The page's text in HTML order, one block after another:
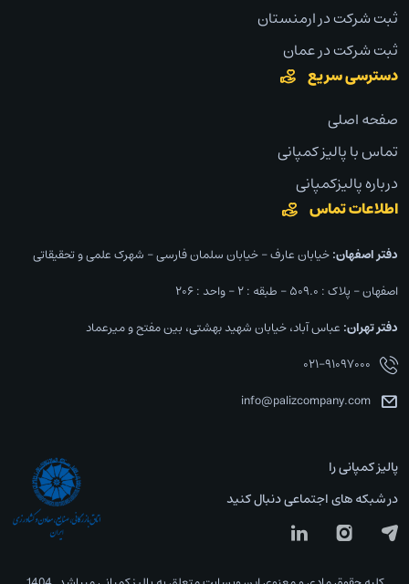
ثبت شرکت در ارمنستان
ثبت شرکت در عمان
دسترسی سریع
صفحه اصلی
تماس با پالیز کمپانی
درباره پالیزکمپانی
اطلاعات تماس
دفتر اصفهان:‌خیابان عارف – خیابان سلمان فارسی – شهرک علمی و تحقیقاتی
اصفهان – پلاک : ۵۰۹.۰ – طبقه : ۲ – واحد : ۲۰۶
دفتر تهران:‌ عباس آباد، خیابان شهید بهشتی، بین مفتح و میرعماد
۰۲۱-۹۱۰۹۷۰۰۰
info@palizcompany.com
پالیز کمپانی را
در شبکه های اجتماعی دنبال کنید